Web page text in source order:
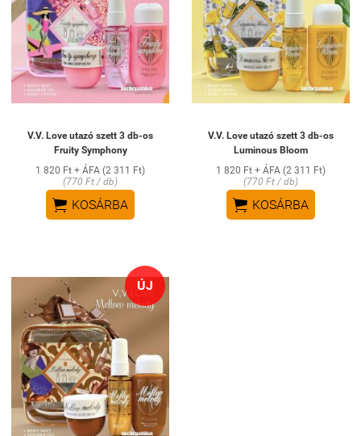
V.V. Love utazó szett 3 db-os
Fruity Symphony
1 820 Ft + ÁFA (2 311 Ft)
(770 Ft / db)
 KOSÁRBA
V.V. Love utazó szett 3 db-os
Luminous Bloom
1 820 Ft + ÁFA (2 311 Ft)
(770 Ft / db)
 KOSÁRBA
ÚJ